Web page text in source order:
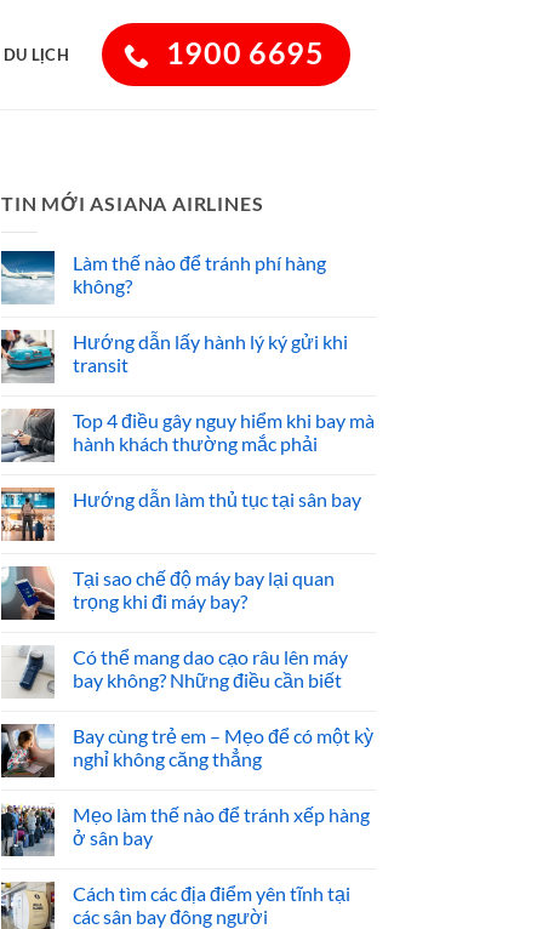
DU LỊCH 1900 6695
TIN MỚI ASIANA AIRLINES
Làm thế nào để tránh phí hàng
không?
Hướng dẫn lấy hành lý ký gửi khi
transit
Top 4 điều gây nguy hiểm khi bay mà
hành khách thường mắc phải
Hướng dẫn làm thủ tục tại sân bay
Tại sao chế độ máy bay lại quan
trọng khi đi máy bay?
Có thể mang dao cạo râu lên máy
bay không? Những điều cần biết
Bay cùng trẻ em – Mẹo để có một kỳ
nghỉ không căng thẳng
Mẹo làm thế nào để tránh xếp hàng
ở sân bay
Cách tìm các địa điểm yên tĩnh tại
các sân bay đông người